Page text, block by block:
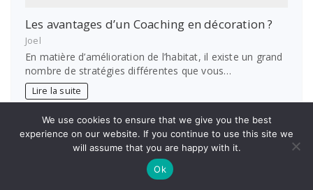
Les avantages d’un Coaching en décoration ?
Joel
En matière d’amélioration de l’habitat, il existe un grand
nombre de stratégies différentes que vous…
Lire la suite
Page:
2 … 92
Next
»
We use cookies to ensure that we give you the best
experience on our website. If you continue to use this site we
will assume that you are happy with it.
Ok